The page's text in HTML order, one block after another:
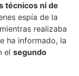
técnicos ni de
espía de la
realizaba
ha informado, la
el segundo